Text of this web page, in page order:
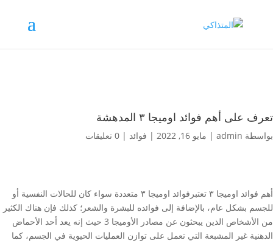
تعرف على أهم فوائد اوميجا ٣ المدهشة
بواسطة admin
| مايو 16, 2022 | فوائد | 0 تعليقات
أهم فوائد اوميجا ٣ تعتبرفوائد اوميجا ٣ متعددة سواء كان للحالات النفسية أو
للجسم بشكل عام، بالإضافة إلى فوائده للبشرة والشعر؛ كذلك فإن هناك الكثير
من الأشخاص الذين يبحثون عن مصادر الأوميجا 3 حيث إنه يعد أحد الأحماض
الدهنية غير المشبعة التي تعمل على توازن العمليات الحيوية في الجسم، كما